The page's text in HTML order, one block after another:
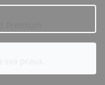
Premium